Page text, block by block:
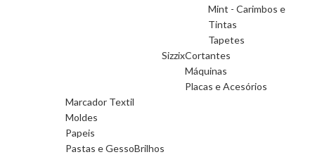
Mint - Carimbos e
Tintas
Tapetes
SizzixCortantes
Máquinas
Placas e Acesórios
Marcador Textil
Moldes
Papeis
Pastas e GessoBrilhos